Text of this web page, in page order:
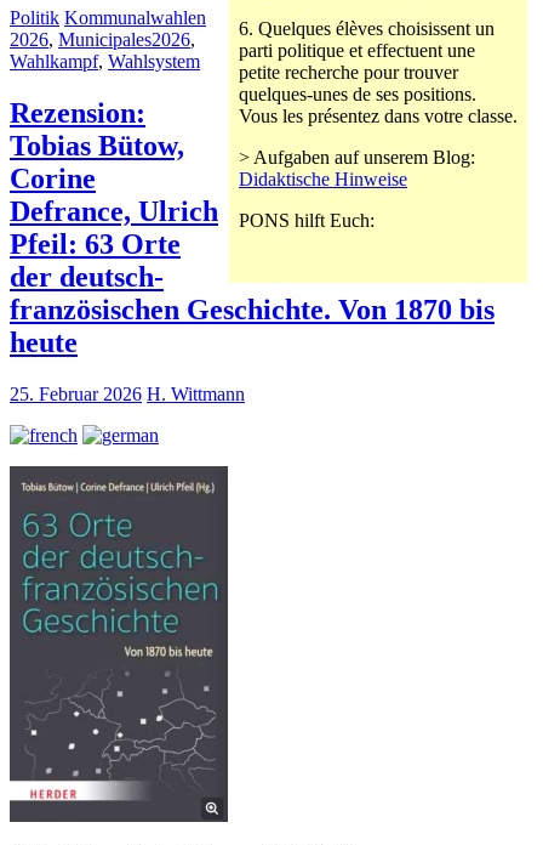
6. Quelques élèves choisissent un
parti politique et effectuent une
petite recherche pour trouver
quelques-unes de ses positions.
Vous les présentez dans votre classe.
> Aufgaben auf unserem Blog:
Didaktische Hinweise
PONS hilft Euch:
Politik Kommunalwahlen
2026, Municipales2026,
Wahlkampf, Wahlsystem
Rezension:
Tobias Bütow,
Corine
Defrance, Ulrich
Pfeil: 63 Orte
der deutsch-
französischen Geschichte. Von 1870 bis
heute
25. Februar 2026 H. Wittmann